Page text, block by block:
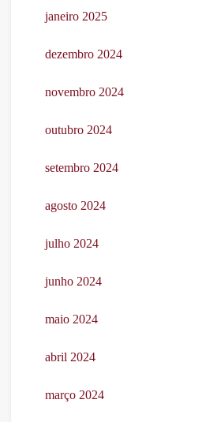
janeiro 2025
dezembro 2024
novembro 2024
outubro 2024
setembro 2024
agosto 2024
julho 2024
junho 2024
maio 2024
abril 2024
março 2024